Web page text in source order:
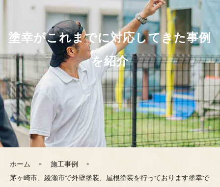
塗幸がこれまでに対応してきた事例
を紹介
ホーム
施工事例
茅ヶ崎市、綾瀬市で外壁塗装、屋根塗装を行っております塗幸で